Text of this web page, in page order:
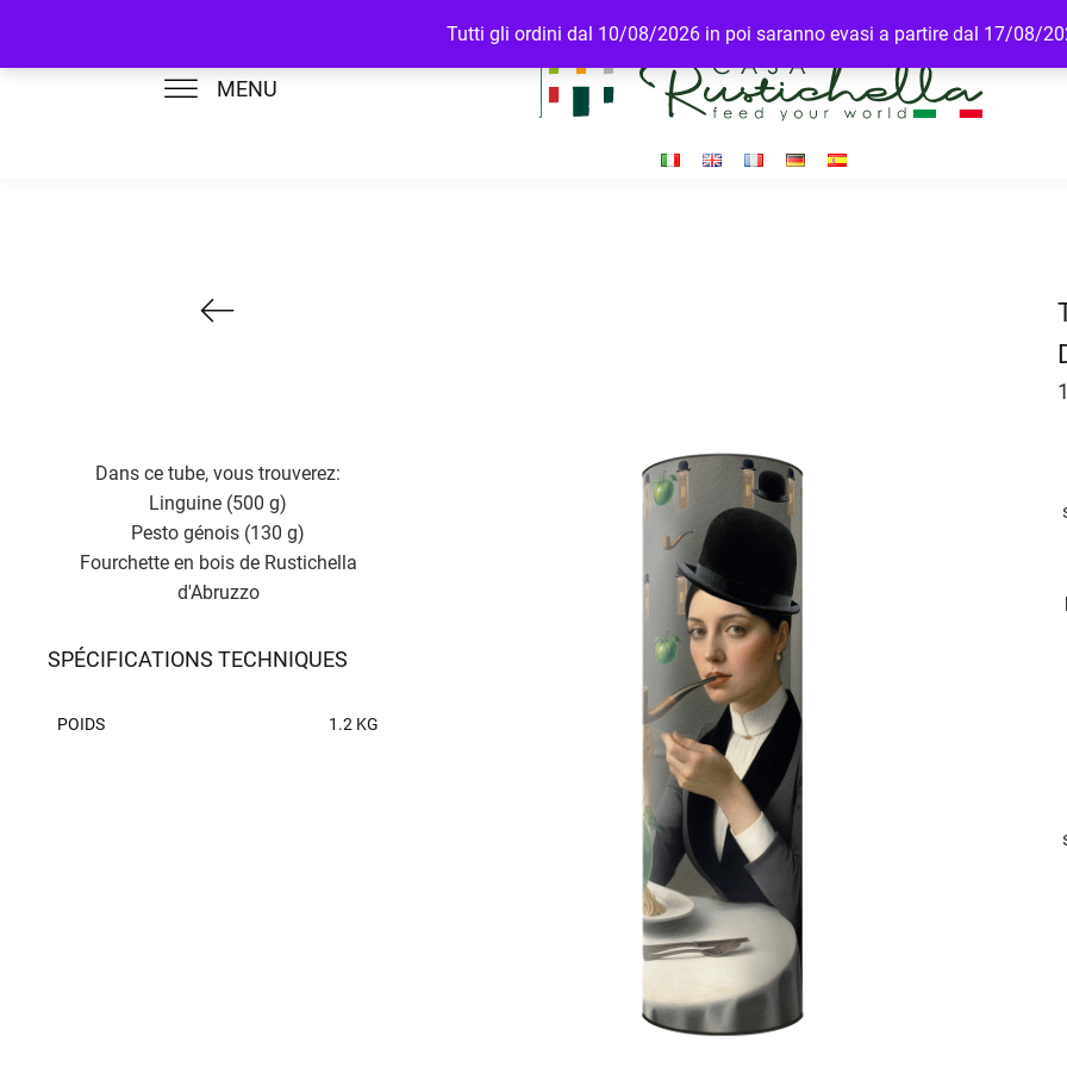
Tutti gli ordini dal 10/08/2026 in poi saranno evasi a partire dal 17/08/
MENU
Dans ce tube, vous trouverez:
Linguine (500 g)
Pesto génois (130 g)
Fourchette en bois de Rustichella
d'Abruzzo
SPÉCIFICATIONS TECHNIQUES
POIDS 1.2 KG